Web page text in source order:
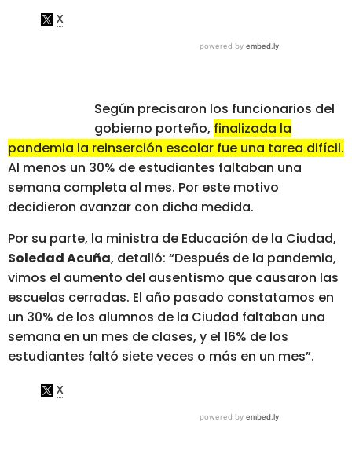
Según precisaron los funcionarios del
gobierno porteño, finalizada la
pandemia la reinserción escolar fue una tarea difícil.
Al menos un 30% de estudiantes faltaban una
semana completa al mes. Por este motivo
decidieron avanzar con dicha medida.
Por su parte, la ministra de Educación de la Ciudad,
Soledad Acuña, detalló: “Después de la pandemia,
vimos el aumento del ausentismo que causaron las
escuelas cerradas. El año pasado constatamos en
un 30% de los alumnos de la Ciudad faltaban una
semana en un mes de clases, y el 16% de los
estudiantes faltó siete veces o más en un mes”.